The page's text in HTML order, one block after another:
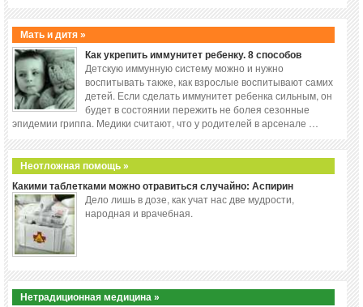
Мать и дитя »
Как укрепить иммунитет ребенку. 8 способов
Детскую иммунную систему можно и нужно
воспитывать также, как взрослые воспитывают самих
детей. Если сделать иммунитет ребенка сильным, он
будет в состоянии пережить не болея сезонные
эпидемии гриппа. Медики считают, что у родителей в арсенале …
Неотложная помощь »
Какими таблетками можно отравиться случайно: Аспирин
Дело лишь в дозе, как учат нас две мудрости,
народная и врачебная.
Нетрадиционная медицина »